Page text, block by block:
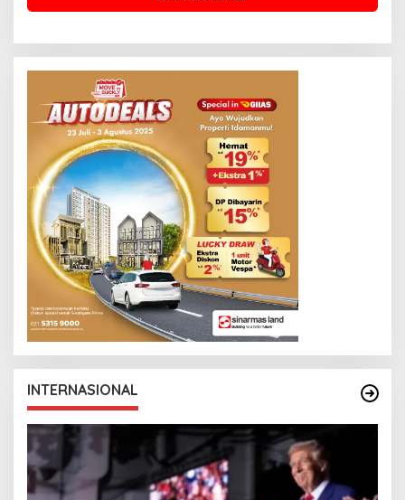
INTERNASIONAL